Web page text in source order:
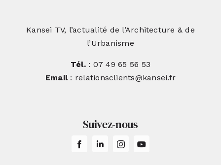
Kansei TV, l’actualité de l’Architecture & de
l’Urbanisme
Tél.: 07 49 65 56 53
Email: relationsclients@kansei.fr
Suivez-nous